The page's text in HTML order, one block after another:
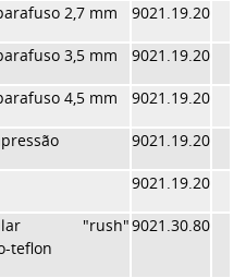
2,7 mm 9021.19.20
3,5 mm 9021.19.20
4,5 mm 9021.19.20
9021.19.20
9021.19.20
"rush"
teflon
9021.30.80